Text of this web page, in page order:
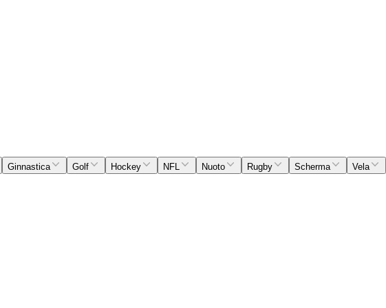
Ginnastica Golf Hockey NFL Nuoto Rugby Scherma Vela